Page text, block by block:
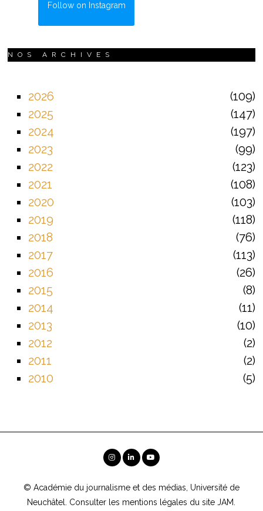
Follow on Instagram
NOS ARCHIVES
2026
109
2025
147
2024
197
2023
99
2022
123
2021
108
2020
103
2019
118
2018
76
2017
113
2016
26
2015
8
2014
11
2013
10
2012
2
2011
2
2010
5
© Académie du journalisme et des médias, Université de
Neuchâtel. Consulter les mentions légales du site JAM.